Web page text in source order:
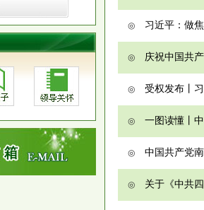
◎ 习近平：做
◎ 庆祝中国共
◎ 受权发布丨
◎ 一图读懂丨
◎ 中国共产党
◎ 关于《中共